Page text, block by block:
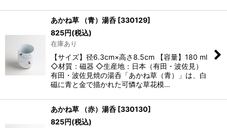
あかね草 （青）湯呑 [330129]
825円(税込)
在庫あり
【サイズ】径6.3cm×高さ8.5cm 【容量】180 ml
◇材質：磁器 ◇生産地：日本（有田・波佐見）
有田・波佐見焼の湯呑「あかね草（青）」は、白
磁に青と金で描かれた可憐な草花模…
あかね草 （赤）湯呑 [330130]
825円(税込)